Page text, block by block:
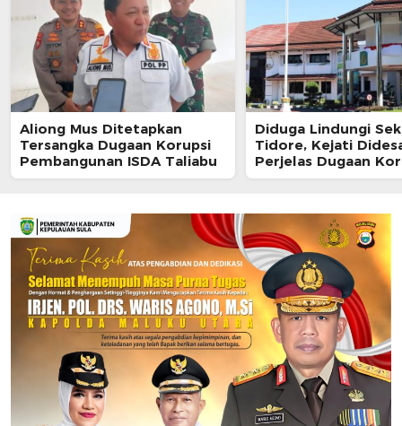
Aliong Mus Ditetapkan
Tersangka Dugaan Korupsi
Pembangunan ISDA Taliabu
Diduga Lindungi
Tidore, Kejati
Perjelas Dugaan
Bansos Rp4,8 miliar